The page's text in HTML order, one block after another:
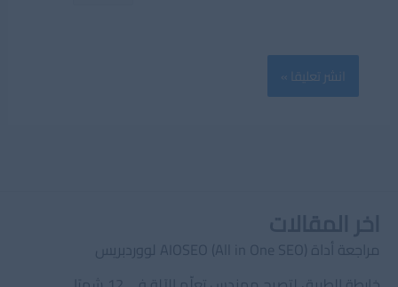
مراجعة أداة AIOSEO (All in One SEO) لووردبريس